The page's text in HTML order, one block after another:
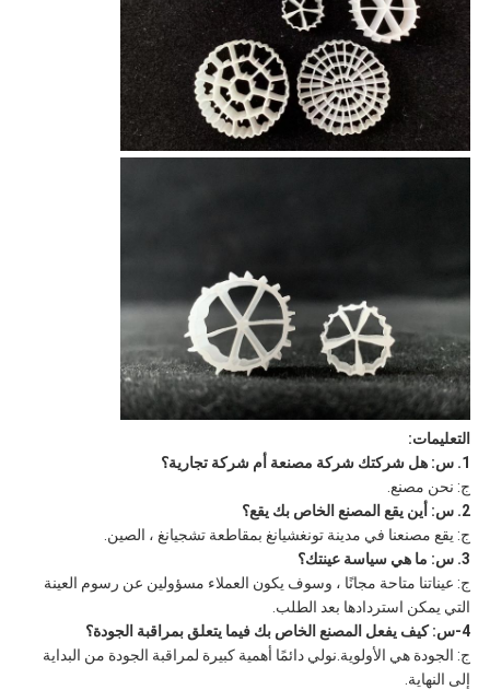
التعليمات:
1. س: هل شركتك شركة مصنعة أم شركة تجارية؟
ج: نحن مصنع.
2. س: أين يقع المصنع الخاص بك يقع؟
ج: يقع مصنعنا في مدينة تونغشيانغ بمقاطعة تشجيانغ ، الصين.
3. س: ما هي سياسة عينتك؟
ج: عيناتنا متاحة مجانًا ، وسوف يكون العملاء مسؤولين عن رسوم العينة
التي يمكن استردادها بعد الطلب.
4-س: كيف يفعل المصنع الخاص بك فيما يتعلق بمراقبة الجودة؟
ج: الجودة هي الأولوية.نولي دائمًا أهمية كبيرة لمراقبة الجودة من البداية
إلى النهاية.